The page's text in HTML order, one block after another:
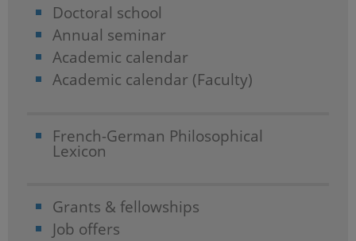
Doctoral school
Annual seminar
Academic calendar
Academic calendar (Faculty)
French-German Philosophical
Lexicon
Grants & fellowships
Job offers